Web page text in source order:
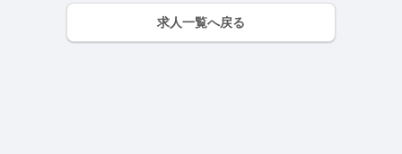
求人一覧へ戻る